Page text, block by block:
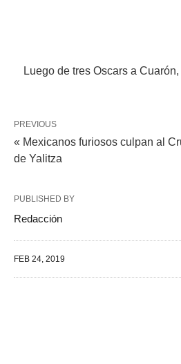
Luego de tres Oscars a
PREVIOUS
« Mexicanos furiosos culpan al
de Yalitza
PUBLISHED BY
Redacción
FEB 24, 2019